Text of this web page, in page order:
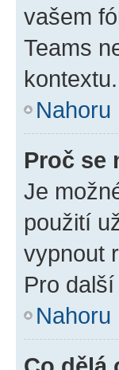
vašem
Teams
kontextu.
Nahoru
Proč se
Je
použití
vypnout
Pro
Nahoru